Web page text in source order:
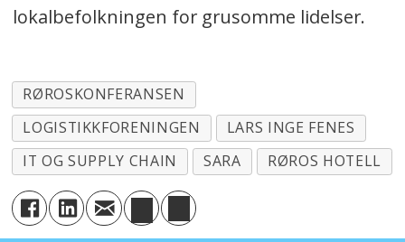
lokalbefolkningen for grusomme lidelser.
RØROSKONFERANSEN
LOGISTIKKFORENINGEN
LARS INGE FENES
IT OG SUPPLY CHAIN
SARA RØROS HOTELL